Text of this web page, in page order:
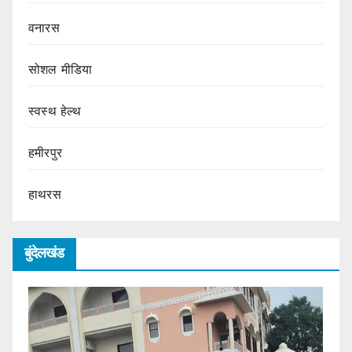
वनारस
सोशल मीडिया
स्वस्थ हेल्थ
हमीरपुर
हाथरस
बुंदेलखंड